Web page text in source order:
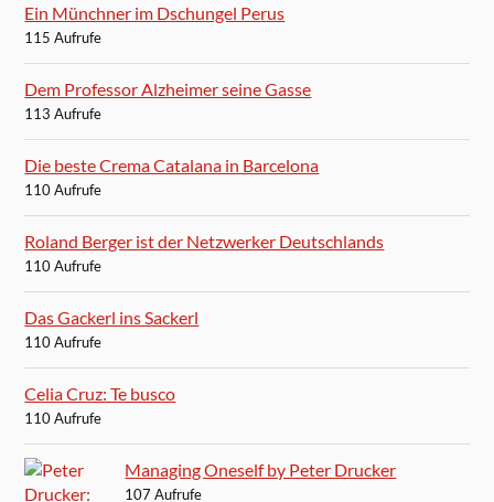
Ein Münchner im Dschungel Perus
115 Aufrufe
Dem Professor Alzheimer seine Gasse
113 Aufrufe
Die beste Crema Catalana in Barcelona
110 Aufrufe
Roland Berger ist der Netzwerker Deutschlands
110 Aufrufe
Das Gackerl ins Sackerl
110 Aufrufe
Celia Cruz: Te busco
110 Aufrufe
Managing Oneself by Peter Drucker
107 Aufrufe